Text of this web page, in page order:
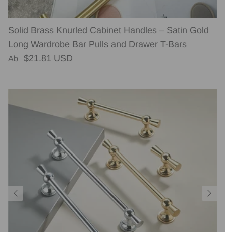
Solid Brass Knurled Cabinet Handles – Satin Gold
Long Wardrobe Bar Pulls and Drawer T-Bars
Normaler Preis
Ab $21.81 USD